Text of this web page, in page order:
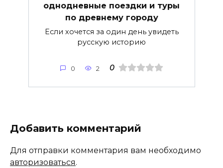
однодневные поездки и туры
по древнему городу
Если хочется за один день увидеть
русскую историю
0 2 0
Добавить комментарий
Для отправки комментария вам необходимо
авторизоваться.